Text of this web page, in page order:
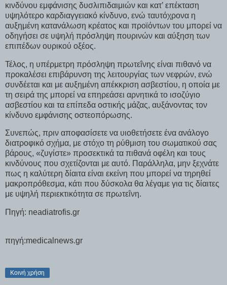
κινδύνου εμφάνισης δυσλιπιδαιμιών και κατ’ επέκταση
υψηλότερο καρδιαγγειακό κίνδυνο, ενώ ταυτόχρονα η
αυξημένη κατανάλωση κρέατος και προϊόντων του μπορεί να
οδηγήσει σε υψηλή πρόσληψη πουρινών και αύξηση των
επιπέδων ουρικού οξέος.
Τέλος, η υπέρμετρη πρόσληψη πρωτεΐνης είναι πιθανό να
προκαλέσει επιβάρυνση της λειτουργίας των νεφρών, ενώ
συνδέεται και με αυξημένη απέκκριση ασβεστίου, η οποία με
τη σειρά της μπορεί να επηρεάσει αρνητικά το ισοζύγιο
ασβεστίου και τα επίπεδα οστικής μάζας, αυξάνοντας τον
κίνδυνο εμφάνισης οστεοπόρωσης.
Συνεπώς, πριν αποφασίσετε να υιοθετήσετε ένα ανάλογο
διατροφικό σχήμα, με στόχο τη ρύθμιση του σωματικού σας
βάρους, «ζυγίστε» προσεκτικά τα πιθανά οφέλη και τους
κινδύνους που σχετίζονται με αυτό. Παράλληλα, μην ξεχνάτε
πως η καλύτερη δίαιτα είναι εκείνη που μπορεί να τηρηθεί
μακροπρόθεσμα, κάτι που δύσκολα θα λέγαμε για τις δίαιτες
με υψηλή περιεκτικότητα σε πρωτεΐνη.
Πηγή: neadiatrofis.gr
πηγή:medicalnews.gr
Κοινή χρήση